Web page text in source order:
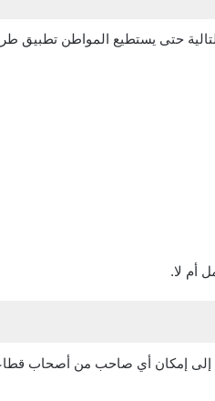
حتى يستطيع المواطن تطبيق
أم لا.
إلى إمكان أي صاحب من أصحاب